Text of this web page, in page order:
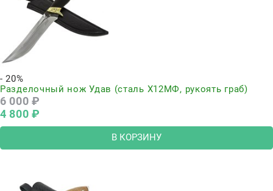
- 20%
Разделочный нож Удав (сталь Х12МФ, рукоять граб)
6 000 ₽
4 800 ₽
В КОРЗИНУ